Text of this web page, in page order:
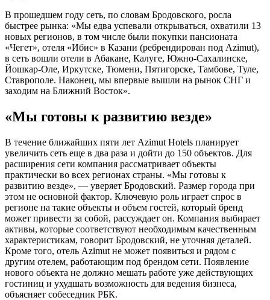
В прошедшем году сеть, по словам Бродовского, росла
быстрее рынка: «Мы едва успевали открываться, охватили 13
новых регионов, в том числе были покупки пансионата
«Чегет», отеля «Ибис» в Казани (ребрендирован под Azimut),
в сеть вошли отели в Абакане, Калуге, Южно-Сахалинске,
Йошкар-Оле, Иркутске, Тюмени, Пятигорске, Тамбове, Туле,
Ставрополе. Наконец, мы впервые вышли на рынок СНГ и
заходим на Ближний Восток».
«Мы готовы к развитию везде»
В течение ближайших пяти лет Azimut Hotels планирует
увеличить сеть еще в два раза и дойти до 150 объектов. Для
расширения сети компания рассматривает объекты
практически во всех регионах страны. «Мы готовы к
развитию везде», — уверяет Бродовский. Размер города при
этом не основной фактор. Ключевую роль играет спрос в
регионе на такие объекты и объем гостей, который бренд
может привести за собой, рассуждает он. Компания выбирает
активы, которые соответствуют необходимым качественным
характеристикам, говорит Бродовский, не уточняя деталей.
Кроме того, отель Azimut не может появиться и рядом с
другим отелем, работающим под брендом сети. Появление
нового объекта не должно мешать работе уже действующих
гостиниц и ухудшать возможность для ведения бизнеса,
объясняет собеседник РБК.